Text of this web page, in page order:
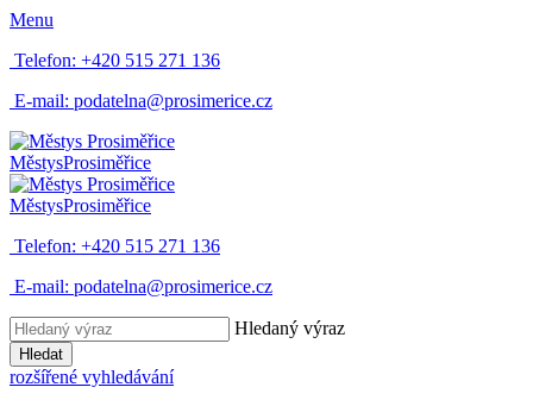
Menu
Telefon: +420 515 271 136
E-mail: podatelna@prosimerice.cz
MěstysProsiměřice
MěstysProsiměřice
Telefon: +420 515 271 136
E-mail: podatelna@prosimerice.cz
Hledaný výraz
Hledat
rozšířené vyhledávání